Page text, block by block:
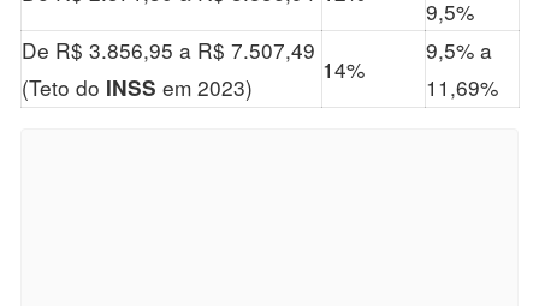
9,5%
De R$ 3.856,95 a R$ 7.507,49
(Teto do INSS em 2023)
14%
9,5% a
11,69%